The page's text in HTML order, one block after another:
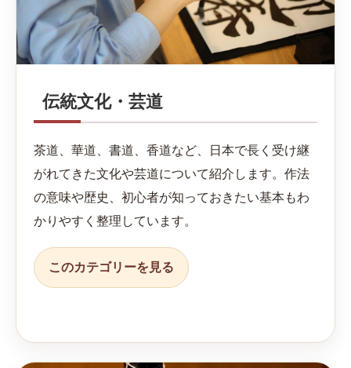
伝統文化・芸道
茶道、華道、書道、香道など、日本で長く受け継
がれてきた文化や芸道について紹介します。作法
の意味や歴史、初心者が知っておきたい基本もわ
かりやすく整理しています。
このカテゴリーを見る